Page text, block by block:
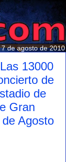
de agosto de 2010
13000
de
de
Gran
Agosto